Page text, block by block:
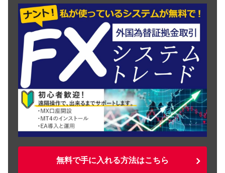
無料で手に入れる方法はこちら